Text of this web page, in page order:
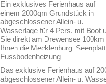
Ein exklusives Ferienhaus auf
einem 2000qm Grundstück in
abgeschlossener Allein- u.
Wasserlage für 4 Pers. mit Boot
Sie direkt am Drewensee
Ihnen die Mecklenburg.
Fussbodenheizung
Das exklusive Ferienhaus auf
abgeschlossener Allein- u.